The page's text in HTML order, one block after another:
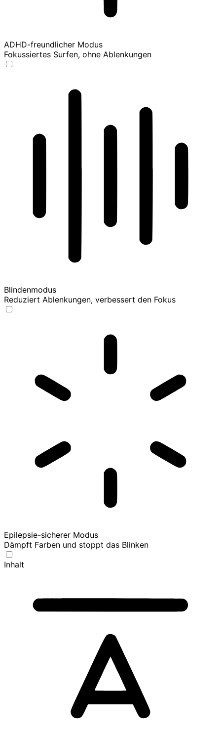
ADHD-freundlicher Modus
Fokussiertes Surfen, ohne Ablenkungen
Blindenmodus
Reduziert Ablenkungen, verbessert den Fokus
Epilepsie-sicherer Modus
Dämpft Farben und stoppt das Blinken
Inhalt